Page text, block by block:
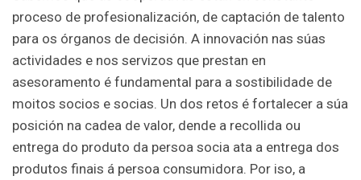
proceso de profesionalización, de captación de talento
para os órganos de decisión. A innovación nas súas
actividades e nos servizos que prestan en
asesoramento é fundamental para a sostibilidade de
moitos socios e socias. Un dos retos é fortalecer a súa
posición na cadea de valor, dende a recollida ou
entrega do produto da persoa socia ata a entrega dos
produtos finais á persoa consumidora. Por iso, a